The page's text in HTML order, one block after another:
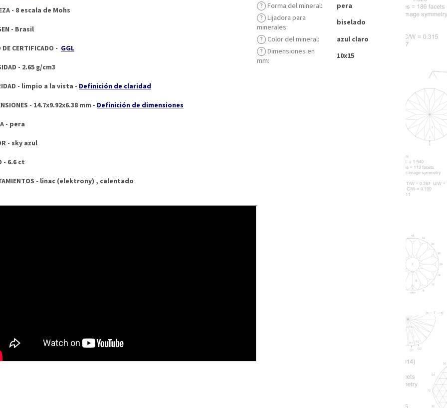
- 8 escala de Mohs
- Brasil
CERTIFICADO - GGL
- 2.65 g/cm3
- limpio a la vista - Definición de claridad
- 14.7x9.92x6.38 mm - Definición de dimensiones
- pera
- sky azul
- 6.6 ct
- linac (elektrony) , calentado
? Forma del mineral:
pera
? Lijadora para
minerales:
biselado
? Color del mineral:
azul claro
? Dimensiones en
mm: 10x15